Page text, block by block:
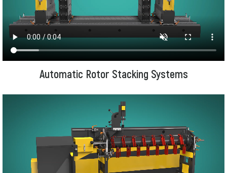
Automatic Rotor Stacking Systems